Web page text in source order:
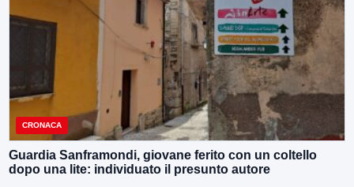
CRONACA
Guardia Sanframondi, giovane ferito con un coltello
dopo una lite: individuato il presunto autore